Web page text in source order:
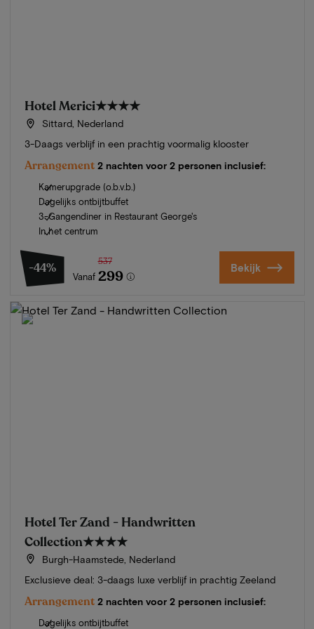
Hotel Merici★★★★
Sittard, Nederland
3-Daags verblijf in een prachtig voormalig klooster
Arrangement 2 nachten voor 2 personen inclusief:
Kamerupgrade (o.b.v.b.)
Dagelijks ontbijtbuffet
3-Gangendiner in Restaurant George's
In het centrum
-44%
Vanaf
537
299 Bekijk
Hotel Ter Zand - Handwritten
Collection★★★★
Burgh-Haamstede, Nederland
Exclusieve deal: 3-daags luxe verblijf in prachtig Zeeland
Arrangement 2 nachten voor 2 personen inclusief:
Dagelijks ontbijtbuffet